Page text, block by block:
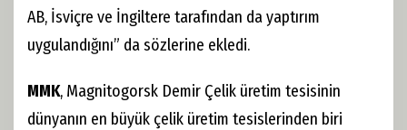
AB, İsviçre ve İngiltere tarafından da yaptırım
uygulandığını” da sözlerine ekledi.
MMK, Magnitogorsk Demir Çelik üretim tesisinin
dünyanın en büyük çelik üretim tesislerinden biri